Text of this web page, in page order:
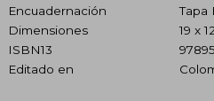
Encuadernación
Tapa
Dimensiones
19 x
ISBN13
Editado en